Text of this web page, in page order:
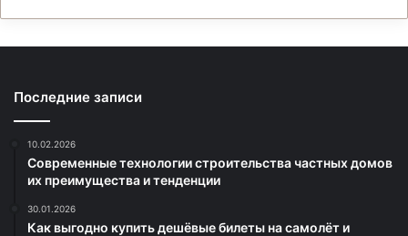
Последние записи
10.02.2026
Современные технологии строительства частных домов
их преимущества и тенденции
30.01.2026
Как выгодно купить дешёвые билеты на самолёт и